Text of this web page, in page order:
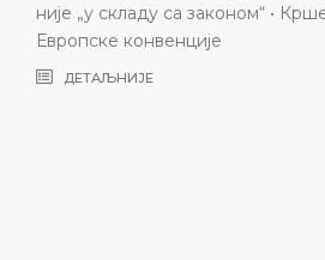
није „у складу са законом“ •
Европске конвенције
ДЕТАЉНИЈЕ